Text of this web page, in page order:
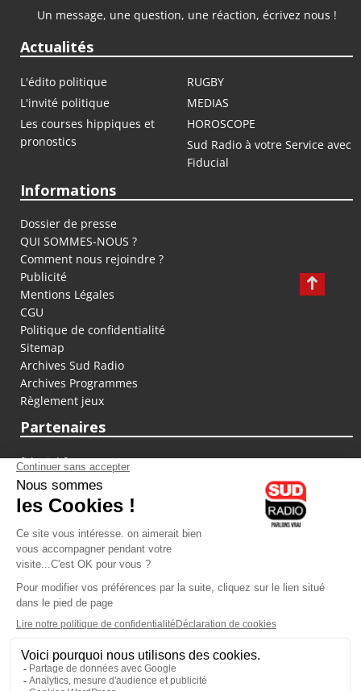
Un message, une question, une réaction, écrivez nous !
Actualités
L'édito politique
RUGBY
L'invité politique
MEDIAS
Les courses hippiques et
pronostics
HOROSCOPE
Sud Radio à votre Service avec
Fiducial
Informations
Dossier de presse
QUI SOMMES-NOUS ?
Comment nous rejoindre ?
Publicité
Mentions Légales
CGU
Politique de confidentialité
Sitemap
Archives Sud Radio
Archives Programmes
Règlement jeux
Partenaires
fiducial.fr
lyoncapitale.fr
olympique-et-lyonnais.com
L'application Iphone / Android
Téléchargez l'application
Les cookies
Gestion des cookies